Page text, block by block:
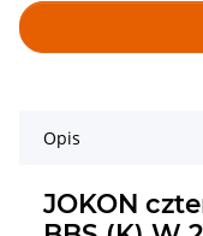
Opis
JOKON